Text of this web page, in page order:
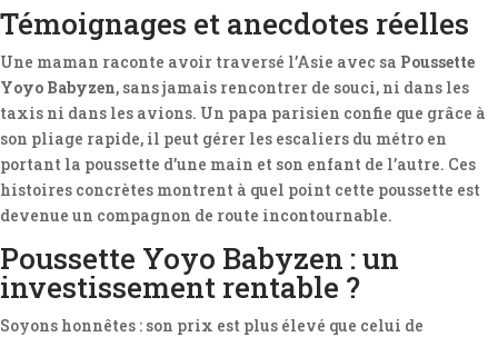
Témoignages et anecdotes réelles
Une maman raconte avoir traversé l’Asie avec sa Poussette
Yoyo Babyzen, sans jamais rencontrer de souci, ni dans les
taxis ni dans les avions. Un papa parisien confie que grâce à
son pliage rapide, il peut gérer les escaliers du métro en
portant la poussette d’une main et son enfant de l’autre. Ces
histoires concrètes montrent à quel point cette poussette est
devenue un compagnon de route incontournable.
Poussette Yoyo Babyzen : un
investissement rentable ?
Soyons honnêtes : son prix est plus élevé que celui de